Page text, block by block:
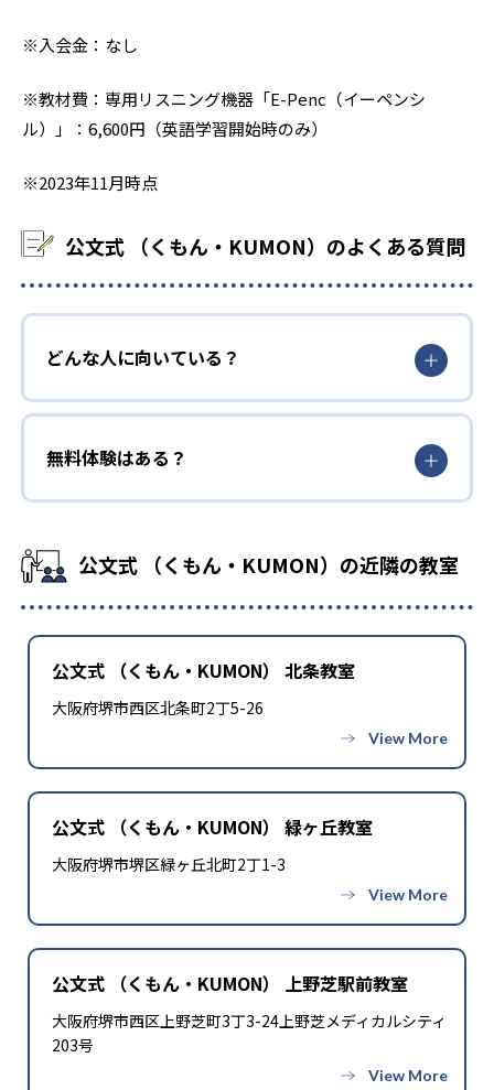
※入会金：なし
※教材費：専用リスニング機器「E-Penc（イーペンシ
ル）」：6,600円（英語学習開始時のみ）
※2023年11月時点
公文式 （くもん・KUMON）のよくある質問
どんな人に向いている？
無料体験はある？
公文式 （くもん・KUMON）の近隣の教室
公文式 （くもん・KUMON） 北条教室
大阪府堺市西区北条町2丁5-26
公文式 （くもん・KUMON） 緑ヶ丘教室
大阪府堺市堺区緑ヶ丘北町2丁1-3
公文式 （くもん・KUMON） 上野芝駅前教室
大阪府堺市西区上野芝町3丁3-24上野芝メディカルシティ
203号